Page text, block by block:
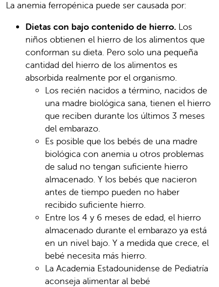
La anemia ferropénica puede ser causada por:
Dietas con bajo contenido de hierro. Los
niños obtienen el hierro de los alimentos que
conforman su dieta. Pero solo una pequeña
cantidad del hierro de los alimentos es
absorbida realmente por el organismo.
Los recién nacidos a término, nacidos de
una madre biológica sana, tienen el hierro
que reciben durante los últimos 3 meses
del embarazo.
Es posible que los bebés de una madre
biológica con anemia u otros problemas
de salud no tengan suficiente hierro
almacenado. Y los bebés que nacieron
antes de tiempo pueden no haber
recibido suficiente hierro.
Entre los 4 y 6 meses de edad, el hierro
almacenado durante el embarazo ya está
en un nivel bajo. Y a medida que crece, el
bebé necesita más hierro.
La Academia Estadounidense de Pediatría
aconseja alimentar al bebé